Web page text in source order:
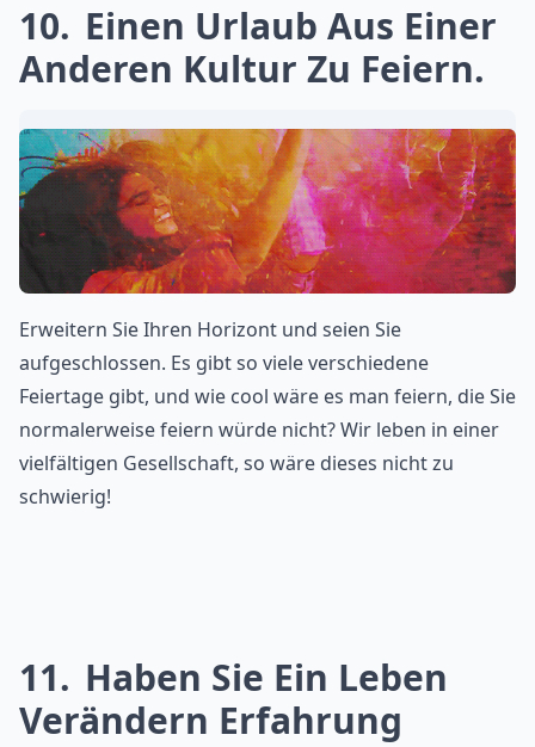
10 Einen Urlaub Aus Einer
Anderen Kultur Zu Feiern.
Erweitern Sie Ihren Horizont und seien Sie
aufgeschlossen. Es gibt so viele verschiedene
Feiertage gibt, und wie cool wäre es man feiern, die Sie
normalerweise feiern würde nicht? Wir leben in einer
vielfältigen Gesellschaft, so wäre dieses nicht zu
schwierig!
11
Haben Sie Ein Leben
Verändern Erfahrung